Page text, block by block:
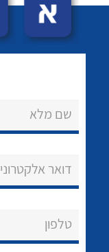
שם מלא
דואר אלקטרוני
טלפון